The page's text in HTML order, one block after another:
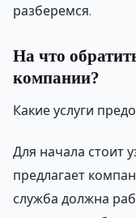
разберемся.
На что
компании?
Какие услуги
Для начала стоит
предлагает
служба должна